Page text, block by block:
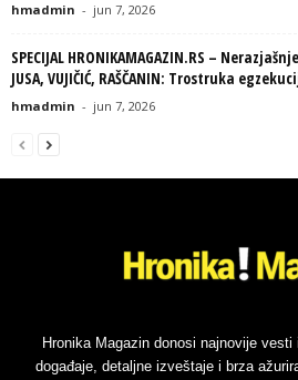
hmadmin - jun 7, 2026
SPECIJAL HRONIKAMAGAZIN.RS –
JUSA, VUJIČIĆ, RAŠČANIN: Trostruka
hmadmin - jun 7, 2026
Hronika Magazin donosi najnovije
događaje, detaljne izveštaje i brza